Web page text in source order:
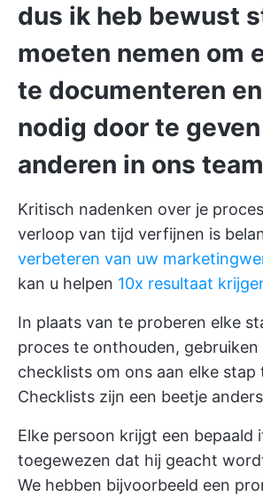
dus ik heb bewust
moeten nemen om
te documenteren
nodig door te
anderen in ons
Kritisch nadenken over je
verloop van tijd verfijnen is
verbeteren van uw
kan u helpen 10x resultaat
In plaats van te proberen elke
proces te onthouden, gebruiken
checklists om ons aan elke stap
Checklists zijn een beetje
Elke persoon krijgt een bepaald
toegewezen dat hij geacht
We hebben bijvoorbeeld een